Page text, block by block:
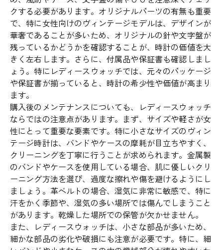
クする必要があります。オリジナルパーツの有無も重要
で、特に女性向けのヴィンテージモデルは、デザインが
華奢であることが多いため、オリジナルの針や文字盤が
残っているかどうかを確認することが、時計の価値を大
きく左右します。さらに、付属品や保証書も確認しまし
ょう。特にレディースウォッチでは、元々のパッケージ
や保証書が揃っていると、時計の希少性や価値が高まり
ます。
購入後のメンテナンスについても、レディースウォッチ
ならではの注意点があります。まず、サイズや軽さが女
性にとって重要な要素です。特に小さなサイズのヴィン
テージ時計は、バンドやケースの摩耗が目立ちやすく、
クリーニングを丁寧に行うことが求められます。金属製
のバンドやケースを使用している場合、肌に優しいクリ
ーニング方法を選び、過度な擦れや傷を避けるようにし
ましょう。革ベルトの場合、湿気に非常に敏感で、特に
汗をかく季節や、湿気の多い場所では傷んでしまうこと
があります。乾燥した場所での保管が欠かせません。
また、レディースウォッチは、小さな部品が多いため、
細かな部品の劣化や破損にも注意が必要です。特に、細